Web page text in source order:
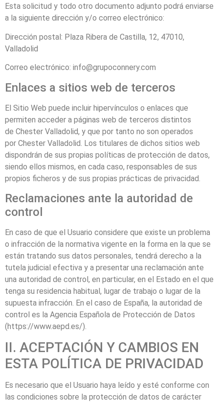
Esta solicitud y todo otro documento adjunto podrá enviarse
a la siguiente dirección y/o correo electrónico:
Dirección postal: Plaza Ribera de Castilla, 12, 47010,
Valladolid
Correo electrónico: info@grupoconnery.com
Enlaces a sitios web de terceros
El Sitio Web puede incluir hipervínculos o enlaces que
permiten acceder a páginas web de terceros distintos
de Chester Valladolid, y que por tanto no son operados
por Chester Valladolid . Los titulares de dichos sitios web
dispondrán de sus propias políticas de protección de datos,
siendo ellos mismos, en cada caso, responsables de sus
propios ficheros y de sus propias prácticas de privacidad.
Reclamaciones ante la autoridad de
control
En caso de que el Usuario considere que existe un problema
o infracción de la normativa vigente en la forma en la que se
están tratando sus datos personales, tendrá derecho a la
tutela judicial efectiva y a presentar una reclamación ante
una autoridad de control, en particular, en el Estado en el que
tenga su residencia habitual, lugar de trabajo o lugar de la
supuesta infracción. En el caso de España, la autoridad de
control es la Agencia Española de Protección de Datos
(https://www.aepd.es/).
II. ACEPTACIÓN Y CAMBIOS EN
ESTA POLÍTICA DE PRIVACIDAD
Es necesario que el Usuario haya leído y esté conforme con
las condiciones sobre la protección de datos de carácter